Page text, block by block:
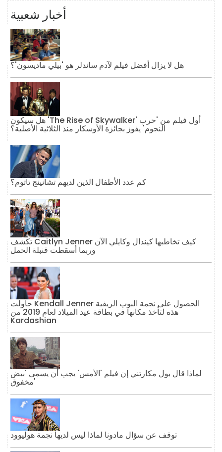
أخبار شعبية
هل لا يزال أفضل فيلم لآدم ساندلر هو 'بيلي ماديسون'؟
هل سيكون 'The Rise of Skywalker' أول فيلم من 'حرب
النجوم' يفوز بجائزة الأوسكار منذ الثلاثية الأصلية؟
كم عدد الأطفال الذين لديهم تشانينج تاتوم؟
تكشف Caitlyn Jenner كيف تخاطبها كيندال وكايلي الآن
وربما أسقطت قنبلة الحمل
حاولت Kendall Jenner الحصول على نجمة البوب ​​الريفية
هذه لتأخذ مكانها في بطاقة عيد الميلاد لعام 2019 من
Kardashian
لماذا قال بول مكارتني إن فيلم 'الأمس' يجب أن يسمى 'بيض
مخفوق'
توقف عن سؤال مادونا لماذا ليس لديها نجمة هوليوود